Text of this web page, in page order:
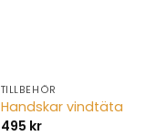
TILLBEHÖR
Handskar vindtäta
495 kr